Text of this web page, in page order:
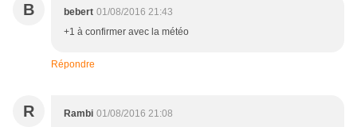
B bebert 01/08/2016 21:43
+1 à confirmer avec la météo
Répondre
R Rambi 01/08/2016 21:08